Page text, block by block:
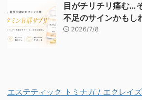
目がチリチリ痛む…
不足のサインかもし
2026/7/8
エステティック トミナガ / エクレイ